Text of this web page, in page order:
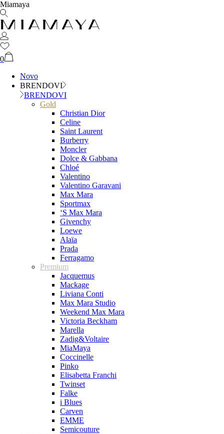
Miamaya
0
Novo
BRENDOVI
BRENDOVI
Gold
Christian Dior
Celine
Saint Laurent
Burberry
Moncler
Dolce & Gabbana
Chloé
Valentino
Valentino Garavani
Max Mara
Sportmax
‘S Max Mara
Givenchy
Loewe
Alaïa
Prada
Ferragamo
Premium
Jacquemus
Mackage
Liviana Conti
Max Mara Studio
Weekend Max Mara
Victoria Beckham
Marella
Zadig&Voltaire
MiaMaya
Coccinelle
Pinko
Elisabetta Franchi
Twinset
Falke
i Blues
Carven
EMME
Semicouture